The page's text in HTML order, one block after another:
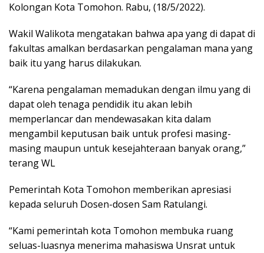
Kolongan Kota Tomohon. Rabu, (18/5/2022).
Wakil Walikota mengatakan bahwa apa yang di dapat di
fakultas amalkan berdasarkan pengalaman mana yang
baik itu yang harus dilakukan.
“Karena pengalaman memadukan dengan ilmu yang di
dapat oleh tenaga pendidik itu akan lebih
memperlancar dan mendewasakan kita dalam
mengambil keputusan baik untuk profesi masing-
masing maupun untuk kesejahteraan banyak orang,”
terang WL
Pemerintah Kota Tomohon memberikan apresiasi
kepada seluruh Dosen-dosen Sam Ratulangi.
“Kami pemerintah kota Tomohon membuka ruang
seluas-luasnya menerima mahasiswa Unsrat untuk